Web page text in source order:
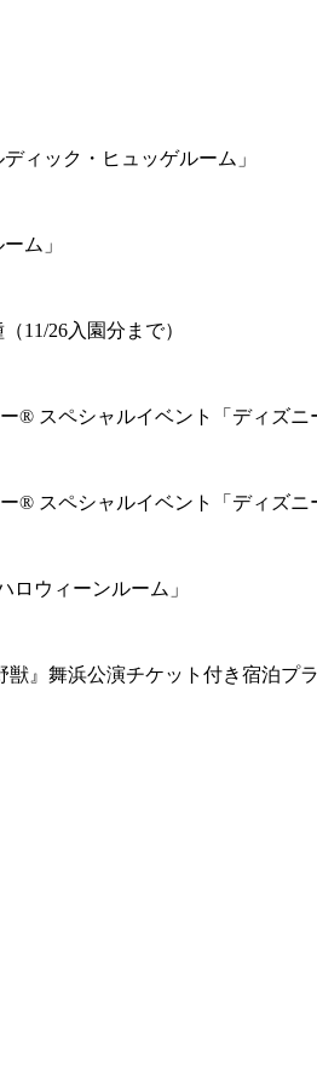
ィック・ヒュッゲルーム」
ム」
11/26入園分まで）
® スペシャルイベント「ディズ
® スペシャルイベント「ディズ
ロウィーンルーム」
』舞浜公演チケット付き宿泊プ